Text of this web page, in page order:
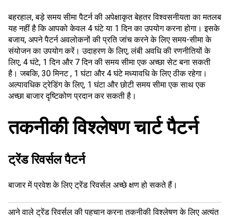
बहरहाल, बड़े समय सीमा पैटर्न की अपेक्षाकृत बेहतर विश्वसनीयता का मतलब
यह नहीं है कि आपको केवल 4 घंटे या 1 दिन का उपयोग करना होगा। इसके
बजाय, अपने पैटर्न अवलोकनों की प्रति जांच करने के लिए समय-सीमा के
संयोजन का उपयोग करें। उदाहरण के लिए, लंबी अवधि की रणनीतियों के
लिए, 4 घंटे, 1 दिन और 7 दिन की समय सीमा एक अच्छा सेट बना सकती
है। जबकि, 30 मिनट , 1 घंटा और 4 घंटे मध्यावधि के लिए ठीक रहेगा।
अल्पावधिक ट्रेडिंग के लिए, 1 घंटा और छोटी समय सीमा एक साथ एक
अच्छा बाजार दृष्टिकोण प्रदान कर सकती है।
तकनीकी विश्लेषण चार्ट पैटर्न
ट्रेंड रिवर्सल पैटर्न
बाजार में प्रवेशके लिएट्रेंड रिवर्सल अच्छे क्षण हो सकते हैं।
आने वाले ट्रेंड रिवर्सल की पहचान करना तकनीकी विश्लेषण के लिए अत्यंत